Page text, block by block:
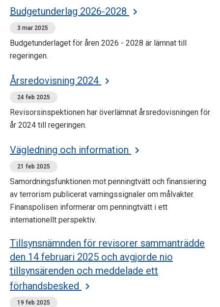
Budgetunderlag 2026-2028
3 mar 2025
Budgetunderlaget för åren 2026 - 2028 är lämnat till
regeringen.
Årsredovisning 2024
24 feb 2025
Revisorsinspektionen har överlämnat årsredovisningen för
år 2024 till regeringen.
Vägledning och information
21 feb 2025
Samordningsfunktionen mot penningtvätt och finansiering
av terrorism publicerat varningssignaler om målvakter.
Finanspolisen informerar om penningtvätt i ett
internationellt perspektiv.
Tillsynsnämnden för revisorer sammanträdde
den 14 februari 2025 och avgjorde nio
tillsynsärenden och meddelade ett
förhandsbesked
19 feb 2025